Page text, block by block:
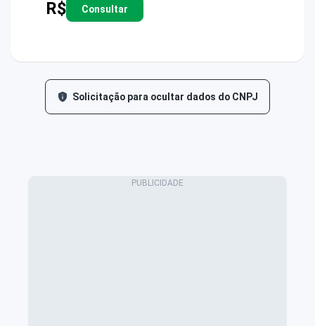
R$ Consultar
Solicitação para ocultar dados do CNPJ